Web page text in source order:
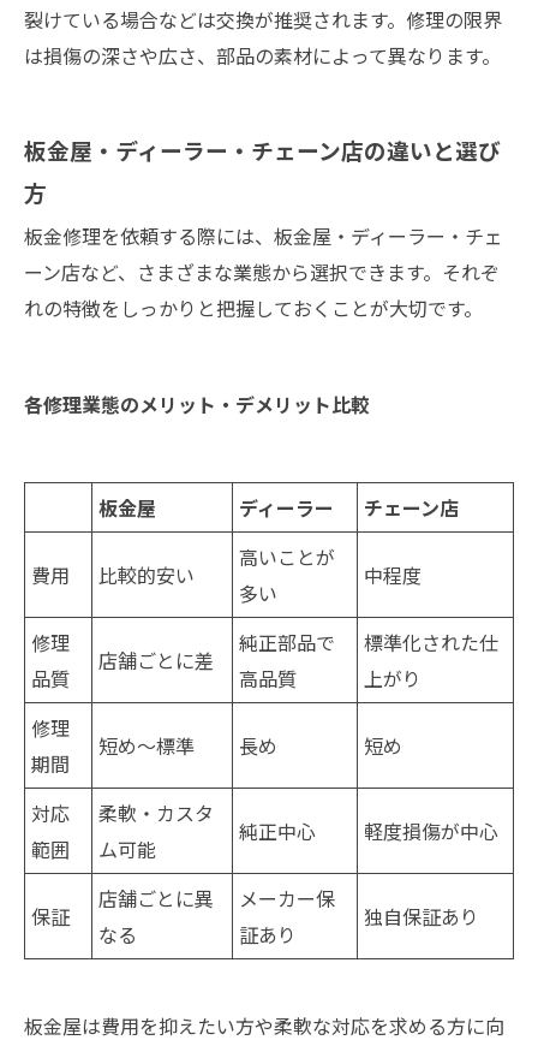
裂けている場合などは交換が推奨されます。修理の限界
は損傷の深さや広さ、部品の素材によって異なります。
板金屋・ディーラー・チェーン店の違いと選び
方
板金修理を依頼する際には、板金屋・ディーラー・チェ
ーン店など、さまざまな業態から選択できます。それぞ
れの特徴をしっかりと把握しておくことが大切です。
各修理業態のメリット・デメリット比較
板金屋 ディーラー チェーン店
費用 比較的安い
高いことが
多い
中程度
修理
品質
店舗ごとに差
純正部品で
高品質
標準化された仕
上がり
修理
期間
短め～標準 長め 短め
対応
範囲
柔軟・カスタ
ム可能
純正中心 軽度損傷が中心
保証
店舗ごとに異
なる
メーカー保
証あり
独自保証あり
板金屋は費用を抑えたい方や柔軟な対応を求める方に向